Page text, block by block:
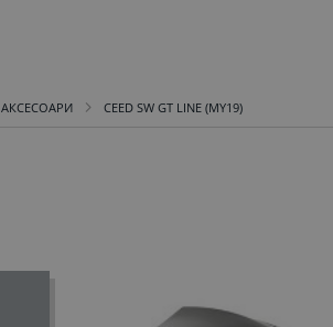
АКСЕСОАРИ CEED SW GT LINE (MY19)